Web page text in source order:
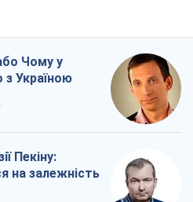
Чому у
з Україною
Пекіну:
на залежність